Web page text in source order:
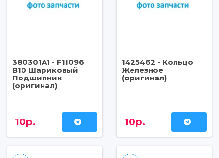
380301A1 - F11096
B10 Шариковый
Подшипник
(оригинал)
10р.
1425462 - Кольцо
Железное
(оригинал)
10р.